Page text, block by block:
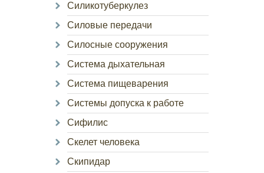
Силикотуберкулез
Силовые передачи
Силосные сооружения
Система дыхательная
Система пищеварения
Системы допуска к работе
Сифилис
Скелет человека
Скипидар